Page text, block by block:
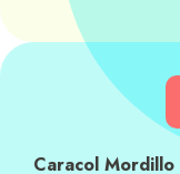
Caracol Mordillo